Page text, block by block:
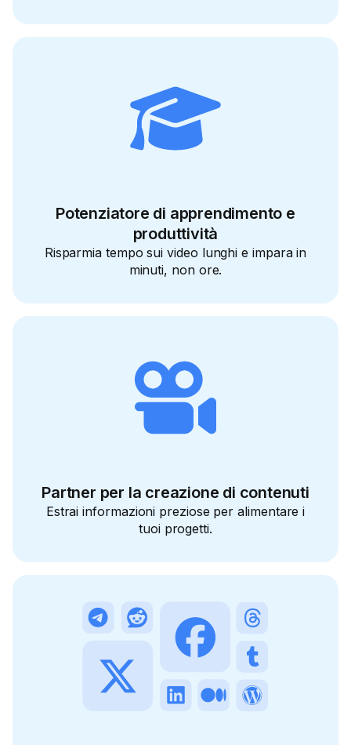
Potenziatore di apprendimento e
produttività
Risparmia tempo sui video lunghi e impara in
minuti, non ore.
Partner per la creazione di contenuti
Estrai informazioni preziose per alimentare i
tuoi progetti.